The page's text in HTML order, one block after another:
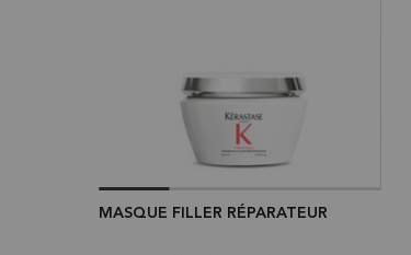
MASQUE FILLER RÉPARATEUR